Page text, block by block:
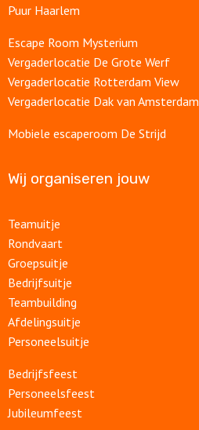
Puur Haarlem
Escape Room Mysterium
Vergaderlocatie De Grote Werf
Vergaderlocatie Rotterdam View
Vergaderlocatie Dak van Amsterdam
Mobiele escaperoom De Strijd
Wij organiseren jouw
Teamuitje
Rondvaart
Groepsuitje
Bedrijfsuitje
Teambuilding
Afdelingsuitje
Personeelsuitje
Bedrijfsfeest
Personeelsfeest
Jubileumfeest